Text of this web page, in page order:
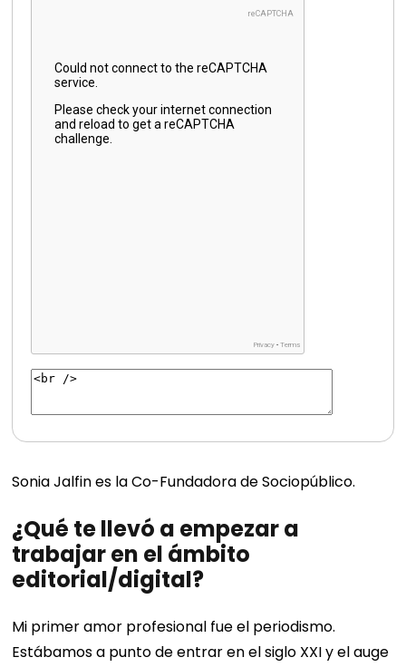
Sonia Jalfin es la Co-Fundadora de Sociopúblico.
¿Qué te llevó a empezar a
trabajar en el ámbito
editorial/digital?
Mi primer amor profesional fue el periodismo.
Estábamos a punto de entrar en el siglo XXI y el auge